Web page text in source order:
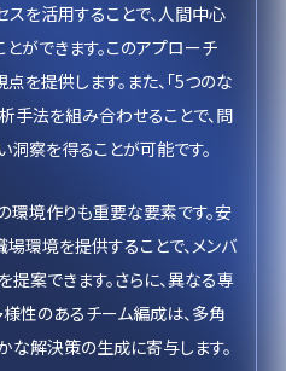
スを活用することで、人間中心
ができます。このアプローチ
を提供します。また、「5つのな
手法を組み合わせることで、問
洞察を得ることが可能です。
環境作りも重要な要素です。安
環境を提供することで、メンバ
案できます。さらに、異なる専
性のあるチーム編成は、多角
な解決策の生成に寄与します。